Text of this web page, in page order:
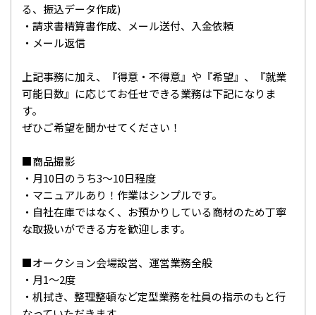
る、振込データ作成)
・請求書精算書作成、メール送付、入金依頼
・メール返信
上記事務に加え、『得意・不得意』や『希望』、『就業
可能日数』に応じてお任せできる業務は下記になりま
す。
ぜひご希望を聞かせてください！
■商品撮影
・月10日のうち3～10日程度
・マニュアルあり！作業はシンプルです。
・自社在庫ではなく、お預かりしている商材のため丁寧
な取扱いができる方を歓迎します。
■オークション会場設営、運営業務全般
・月1～2度
・机拭き、整理整頓など定型業務を社員の指示のもと行